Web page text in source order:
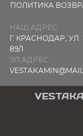
ПОЛИТИКА
НАШ АДРЕС:
Г. КРАСНОДАР, УЛ.
89/1
ЭЛ.АДРЕС: